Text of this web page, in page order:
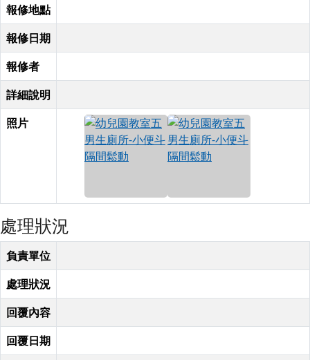
報修地點
報修日期
報修者
詳細說明
照片
處理狀況
負責單位
處理狀況
回覆內容
回覆日期